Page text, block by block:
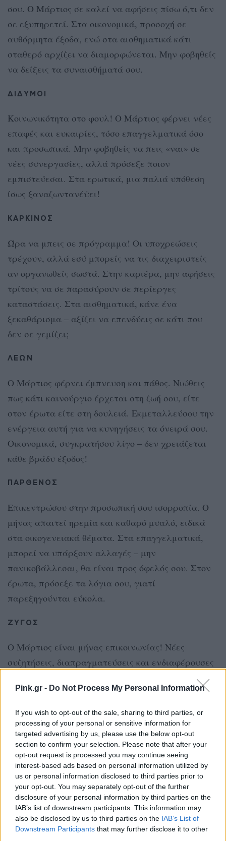
Pink.gr - Do Not Process My Personal Information
If you wish to opt-out of the sale, sharing to third parties, or
processing of your personal or sensitive information for
targeted advertising by us, please use the below opt-out
section to confirm your selection. Please note that after your
opt-out request is processed you may continue seeing
interest-based ads based on personal information utilized by
us or personal information disclosed to third parties prior to
your opt-out. You may separately opt-out of the further
disclosure of your personal information by third parties on the
IAB’s list of downstream participants. This information may
also be disclosed by us to third parties on the IAB’s List of
Downstream Participants that may further disclose it to other
σου. Ο Μάρτιος σε καλεί να αφήσεις πίσω ό,τι δεν
σε εξυπηρετεί. Στα οικονομικά, προσοχή σε
αυθόρμητα έξοδα, ενώ στα αισθηματικά κάτι
σταθερό αρχίζει να διαμορφώνεται. Μην φοβηθείς
να δείξεις τα συναισθήματά σου.
ΔΙΔΥΜΟΙ
Κοινωνικότητα στο φουλ! Ο Μάρτιος φέρνει νέες
επαφές και ευκαιρίες, τόσο επαγγελματικά όσο
και προσωπικά. Μην φοβηθείς να πεις «ναι» σε
νέες συνεργασίες, αλλά πρόσεξε ποιον
εμπιστεύεσαι. Στα ερωτικά, μια παλιά υπόθεση
ίσως ξαναζωντανέψει!
ΚΑΡΚΙΝΟΣ
Ώρα να μπεις σε πρόγραμμα! Οι υποχρεώσεις
τρέχουν, αλλά εσύ μπορείς να τις διαχειριστείς
αν οργανωθείς σωστά. Στην καριέρα, μην αφήσεις
τρίτους να σε παρασύρουν σε περίεργες
καταστάσεις. Στα αισθηματικά, κάνε ένα
ξεκαθάρισμα – αξίζει να επενδύεις σε κάτι που
δεν σε γεμίζει;
ΛΕΩΝ
Ο Μάρτιος φέρνει έμπνευση και πάθος. Νιώθεις
πως κάτι καινούργιο έρχεται στη ζωή σου, είτε
στον έρωτα είτε στη δουλειά. Εκμεταλλεύσου την
ενέργεια αυτή για να κυνηγήσεις τα όνειρά σου.
Οικονομικά, συγκρατήσου λίγο – δεν χρειάζεται
κάθε βράδυ έξοδος!
ΠΑΡΘΕΝΟΣ
Επικεντρώσου στην προσωπική σου ισορροπία. Ο
μήνας απαιτεί ηρεμία και καθαρό μυαλό, ειδικά
στα οικογενειακά θέματα. Στα επαγγελματικά,
μπορεί να υπάρξουν αλλαγές – μην
πανικοβάλλεσαι, θα είναι προς όφελός σου. Στον
έρωτα, πρόσεξε τα λόγια σου, γιατί
παρεξηγούνται εύκολα.
ΖΥΓΟΣ
Ο Μάρτιος είναι μήνας επικοινωνίας! Νέες
συζητήσεις, διαπραγματεύσεις και ενδιαφέρουσες
επαφές προκύπτουν. Στα αισθηματικά, μια σχέση
θα δοκιμαστεί – κράτα την ψυχραιμία σου.
Επαγγελματικά, ένα project που είχες ξεχάσει
μπορεί να αναβιώσει με θετικά αποτελέσματα.
ΣΚΟΡΠΙΟΣ
Τα οικονομικά και τα πρακτικά ζητήματα σε
απασχολούν αυτόν τον μήνα. Μην αφήσεις τις
ανησυχίες να σε καταβάλλουν – έχεις τη δύναμη
να τακτοποιήσεις ό,τι σε προβληματίζει. Στα
ερωτικά, οι καταστάσεις απαιτούν αλήθεια και